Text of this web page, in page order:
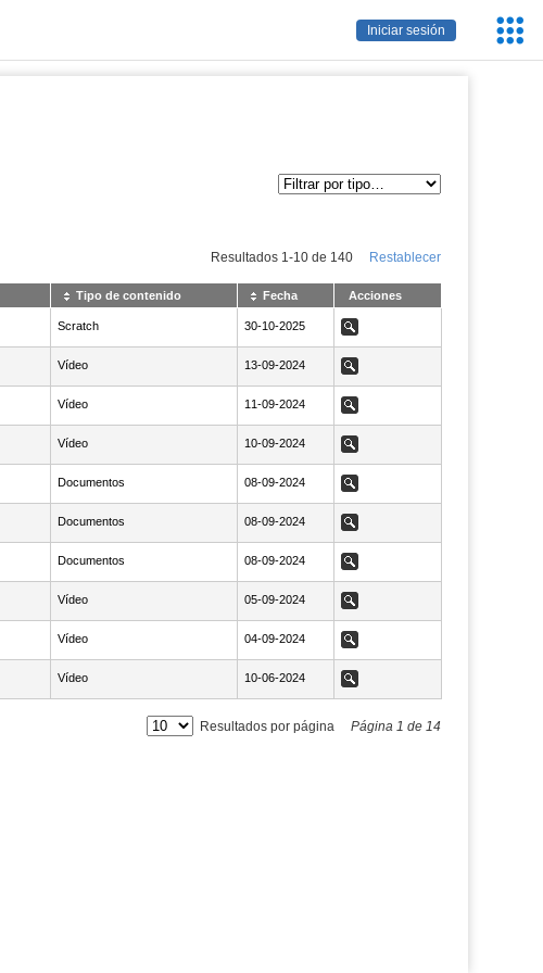
Iniciar sesión
Resultados 1 -10de 140 Restablecer
Tipo de contenido Fecha Acciones
Scratch NaN30-10-2025
30-10-2025 Ver
Vídeo NaN13-09-2024
13-09-2024 Ver
Vídeo NaN11-09-2024
11-09-2024 Ver
Vídeo NaN10-09-2024
10-09-2024 Ver
Documentos NaN08-09-2024
08-09-2024 Ver
Documentos NaN08-09-2024
08-09-2024 Ver
Documentos NaN08-09-2024
08-09-2024 Ver
Vídeo NaN05-09-2024
05-09-2024 Ver
Vídeo NaN04-09-2024
04-09-2024 Ver
Vídeo NaN10-06-2024
10-06-2024 Ver
Resultados por página Página 1 de 14